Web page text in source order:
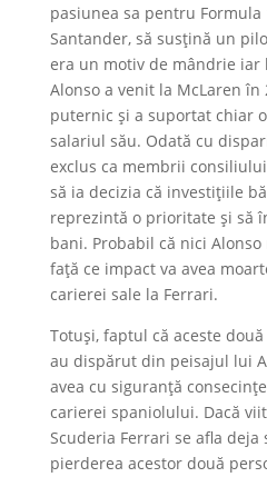
pasiunea sa pentru
Santander, să susţină un
era un motiv de mândrie iar
Alonso a venit la McLaren
puternic şi a suportat chiar
salariul său. Odată cu
exclus ca membrii
să ia decizia că investiţiile
reprezintă o prioritate şi să
bani. Probabil că nici
faţă ce impact va avea
carierei sale la Ferrari.
Totuşi, faptul că aceste
au dispărut din peisajul lui
avea cu siguranţă
carierei spaniolului. Dacă
Scuderia Ferrari se afla
pierderea acestor două